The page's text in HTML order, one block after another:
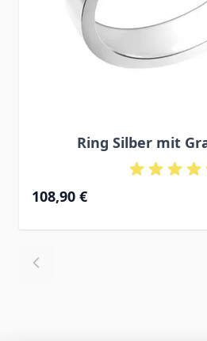
Ring Silber mit
108,90 €